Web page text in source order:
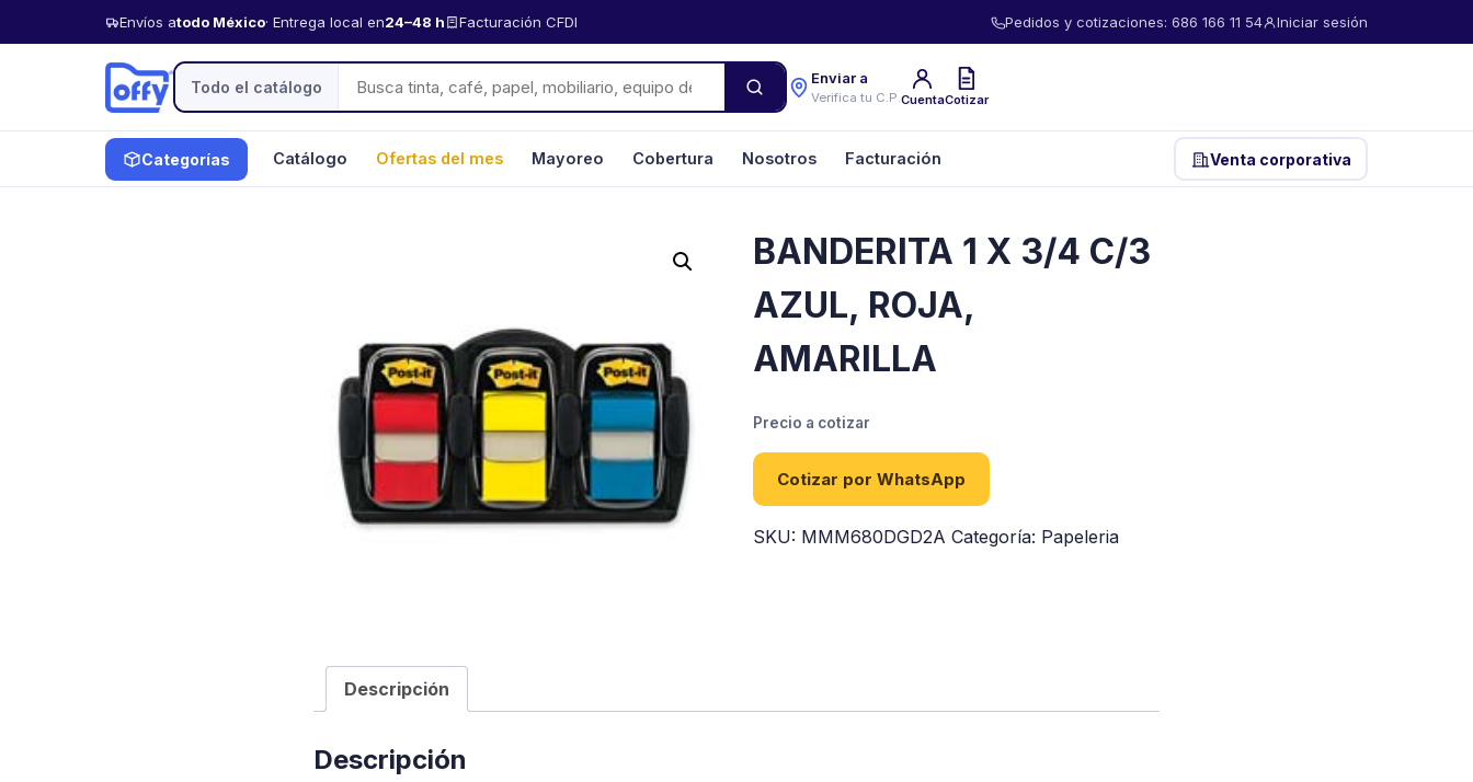
Envíos atodo México· Entrega local en24–48 h Facturación CFDI Pedidos y cotizaciones: 686 166 11 54 Iniciar sesión
Todo el catálogo Enviar a
Verifica tu C.P.CuentaCotizar
Categorías Catálogo Ofertas del mes Mayoreo Cobertura Nosotros Facturación Venta corporativa
BANDERITA 1 X 3/4 C/3
AZUL, ROJA,
AMARILLA
Precio a cotizar
Cotizar por WhatsApp
SKU: MMM680DGD2A Categoría: Papeleria
Descripción
Descripción